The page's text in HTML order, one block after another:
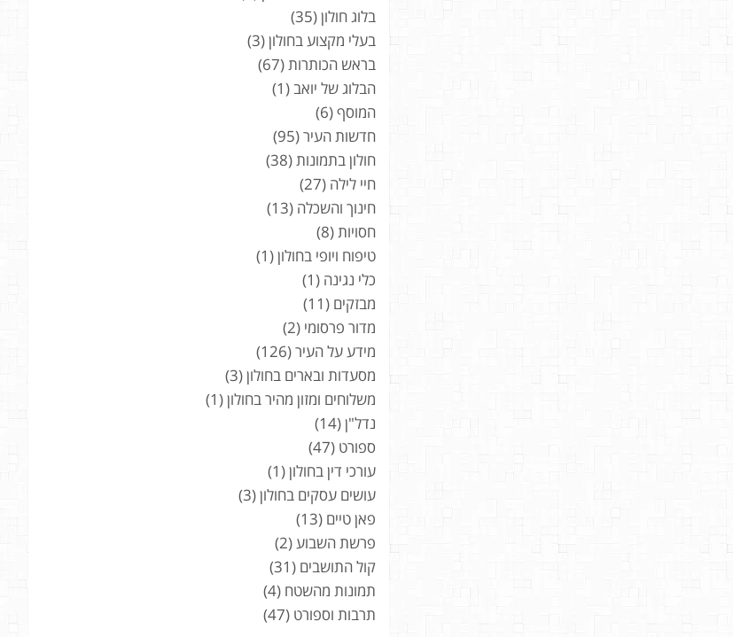
בלוג חולון(35)
בעלי מקצוע בחולון(3)
בראש הכותרות (67)
הבלוג של יואב (1)
המוסף(6)
חדשות העיר(95)
חולון בתמונות (38)
חיי לילה (27)
חינוך והשכלה (13)
חסויות (8)
טיפוח ויופי בחולון(1)
כלי נגינה (1)
מבזקים (11)
מדור פרסומי (2)
מידע על העיר(126)
מסעדות ובארים בחולון(3)
משלוחים ומזון מהיר בחולון(1)
נדל"ן(14)
ספורט (47)
עורכי דין בחולון(1)
עושים עסקים בחולון(3)
פאן טיים (13)
פרשת השבוע (2)
קול התושבים (31)
תמונות מהשטח (4)
תרבות וספורט (47)